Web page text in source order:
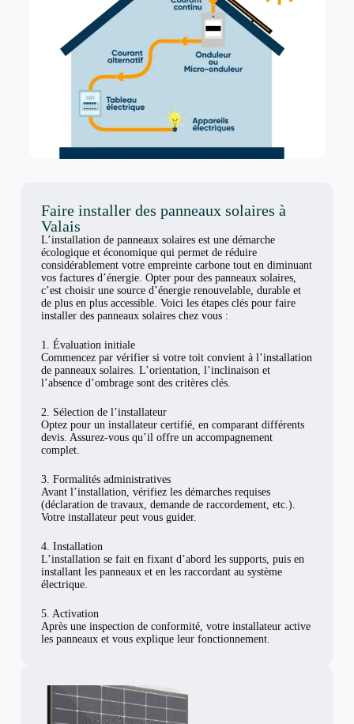
Faire installer des panneaux solaires à
Valais
L’installation de panneaux solaires est une démarche
écologique et économique qui permet de réduire
considérablement votre empreinte carbone tout en diminuant
vos factures d’énergie. Opter pour des panneaux solaires,
c’est choisir une source d’énergie renouvelable, durable et
de plus en plus accessible. Voici les étapes clés pour faire
installer des panneaux solaires chez vous :
1. Évaluation initiale
Commencez par vérifier si votre toit convient à l’installation
de panneaux solaires. L’orientation, l’inclinaison et
l’absence d’ombrage sont des critères clés.
2. Sélection de l’installateur
Optez pour un installateur certifié, en comparant différents
devis. Assurez-vous qu’il offre un accompagnement
complet.
3. Formalités administratives
Avant l’installation, vérifiez les démarches requises
(déclaration de travaux, demande de raccordement, etc.).
Votre installateur peut vous guider.
4. Installation
L’installation se fait en fixant d’abord les supports, puis en
installant les panneaux et en les raccordant au système
électrique.
5. Activation
Après une inspection de conformité, votre installateur active
les panneaux et vous explique leur fonctionnement.